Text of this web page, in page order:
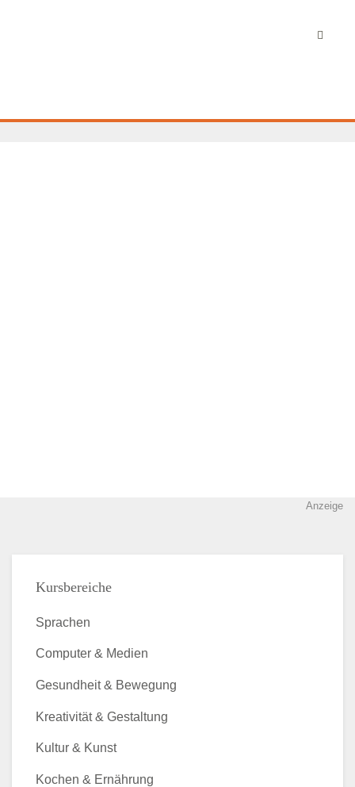
Anzeige
Kursbereiche
Sprachen
Computer & Medien
Gesundheit & Bewegung
Kreativität & Gestaltung
Kultur & Kunst
Kochen & Ernährung